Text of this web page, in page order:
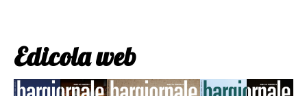
Edicola web